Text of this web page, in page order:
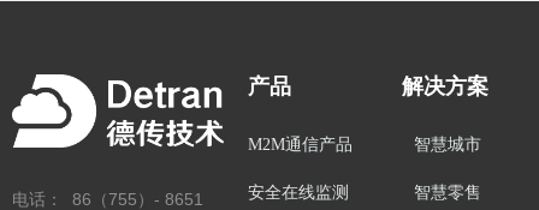
电话： 86（755）- 8651
产品
M2M通信产品
安全在线监测
智慧城市
智慧零售
解决方案